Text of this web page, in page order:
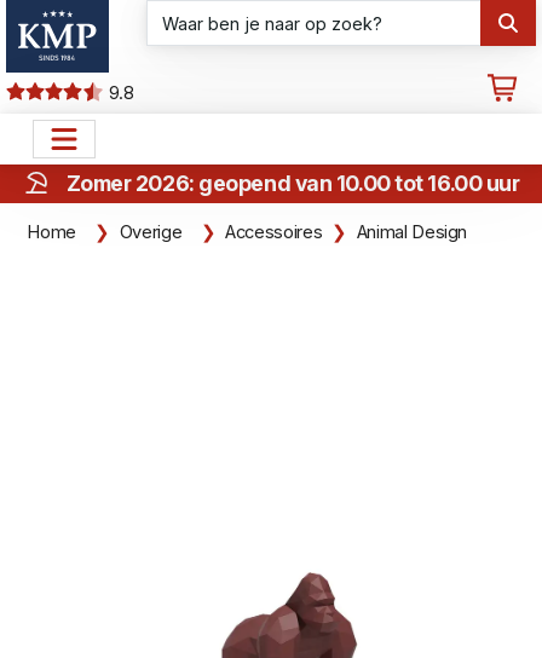
9.8
Zomer 2026: geopend van 10.00 tot 16.00 uur
Home Overige Accessoires Animal Design